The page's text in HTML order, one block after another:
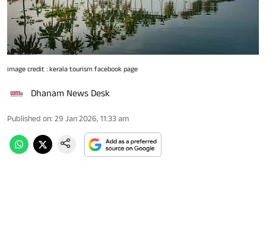
image credit : kerala tourism facebook page
Dhanam News Desk
Published on: 29 Jan 2026, 11:33 am